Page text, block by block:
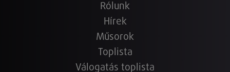
Rólunk
Hírek
Műsorok
Toplista
Válogatás toplista